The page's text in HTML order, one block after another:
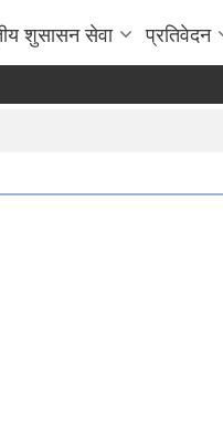
शुसासन सेवा प्रतिवेदन